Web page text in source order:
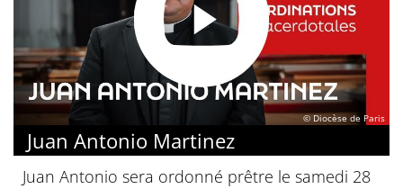
© Diocèse de Paris
Juan Antonio Martinez
Juan Antonio sera ordonné prêtre le samedi 28